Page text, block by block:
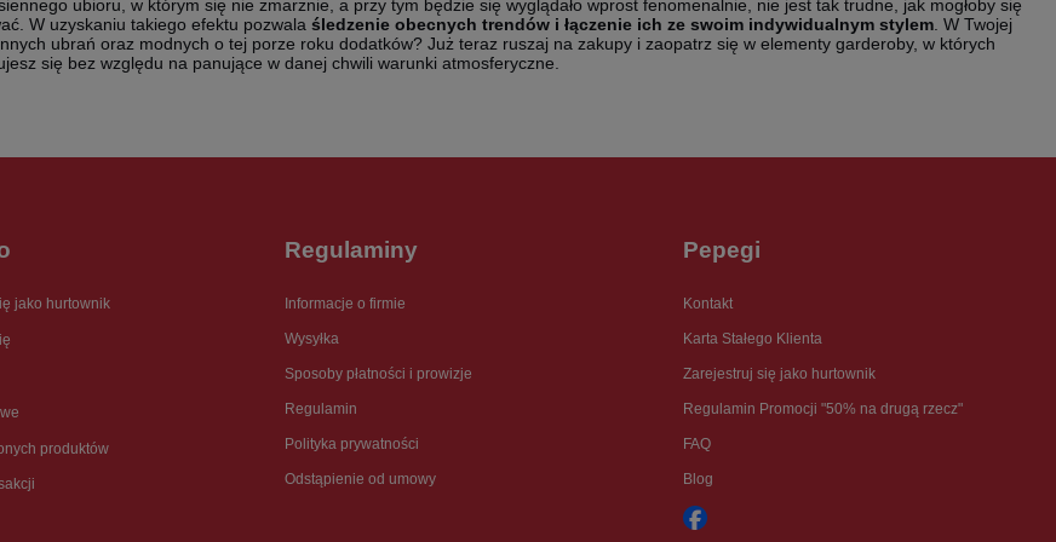
ubioru, w którym się nie zmarznie, a przy tym będzie się wyglądało wprost fenomenalnie, nie jest tak trudne, jak mogłoby się
W uzyskaniu takiego efektu pozwala śledzenie obecnych trendów i łączenie ich ze swoim indywidualnym stylem . W Twojej
ubrań oraz modnych o tej porze roku dodatków? Już teraz ruszaj na zakupy i zaopatrz się w elementy garderoby, w których
się bez względu na panujące w danej chwili warunki atmosferyczne.
jako hurtownik
produktów
Regulaminy
Informacje o firmie
Wysyłka
Sposoby płatności i prowizje
Regulamin
Polityka prywatności
Odstąpienie od umowy
Pepegi
Kontakt
Karta Stałego Klienta
Zarejestruj się jako hurtownik
Regulamin Promocji "50% na drugą rzecz"
FAQ
Blog